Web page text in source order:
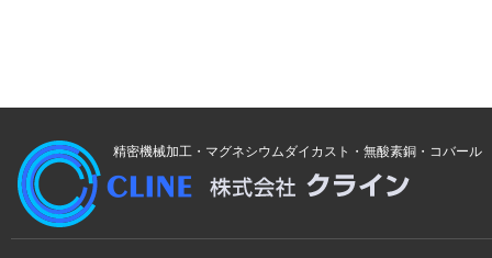
精密機械加工・マグネシウムダイカスト・無酸素銅・コバール